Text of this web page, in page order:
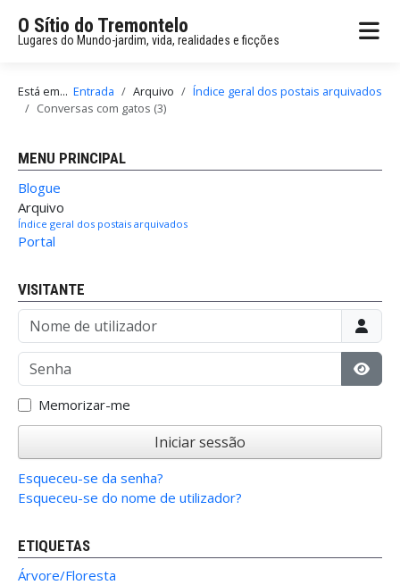
O Sítio do Tremontelo
Lugares do Mundo-jardim, vida, realidades e ficções
Está em... Entrada Arquivo
Índice geral dos postais arquivados
Conversas com gatos (3)
MENU PRINCIPAL
Blogue
Arquivo
Índice geral dos postais arquivados
Portal
VISITANTE
Nome de utilizador
Senha
Memorizar-me
Iniciar sessão
Esqueceu-se da senha?
Esqueceu-se do nome de utilizador?
ETIQUETAS
Árvore/Floresta